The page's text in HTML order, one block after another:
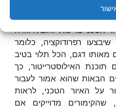
מובנים ונוחים לקריאה
שבאמת צריך להשתמש בהם
הטכני צריכות להוציא גזרה
רפרודוקציה, כלומר
מאותו דגם, הכל תלוי בטיב
האילוסטרייטור, כך
הבאות שהוא אמור לעבור
על האיור הטכני, לראות
שהקימורים מדוייקים אם